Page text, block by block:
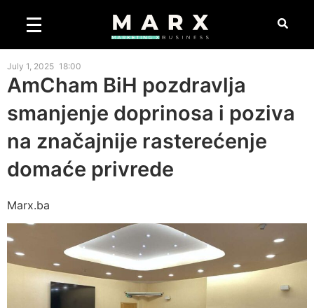
July 1, 2025 18:00
AmCham BiH pozdravlja
smanjenje doprinosa i poziva
na značajnije rasterećenje
domaće privrede
Marx.ba